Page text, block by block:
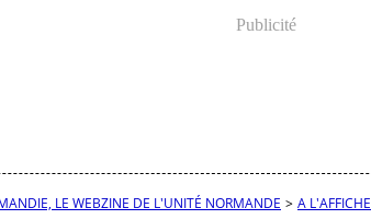
Publicité
LE WEBZINE DE L'UNITÉ NORMANDE > A L'AFFICHE